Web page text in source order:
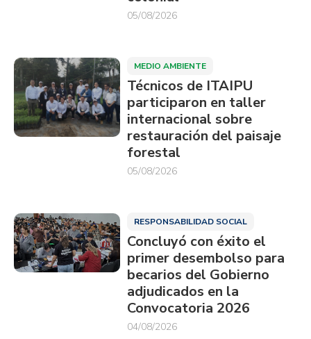
05/08/2026
MEDIO AMBIENTE
Técnicos de ITAIPU
participaron en taller
internacional sobre
restauración del paisaje
forestal
05/08/2026
RESPONSABILIDAD SOCIAL
Concluyó con éxito el
primer desembolso para
becarios del Gobierno
adjudicados en la
Convocatoria 2026
04/08/2026